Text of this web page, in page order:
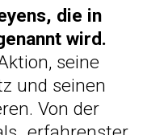
die in
wird.
seine
und seinen
Von der